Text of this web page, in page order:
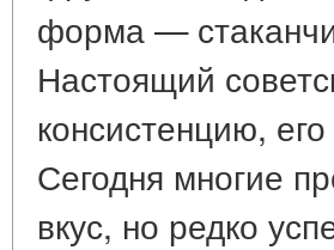
форма —
Настоящий
консистенцию,
Сегодня многие
вкус, но редко